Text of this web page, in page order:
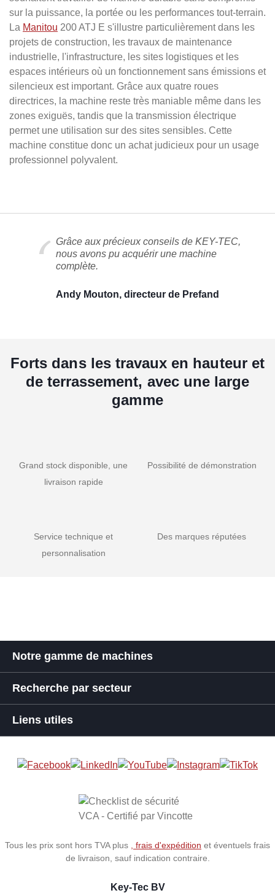
sur la puissance, la portée ou les performances tout-terrain.
La Manitou 200 ATJ E s'illustre particulièrement dans les
projets de construction, les travaux de maintenance
industrielle, l'infrastructure, les sites logistiques et les
espaces intérieurs où un fonctionnement sans émissions et
silencieux est important. Grâce aux quatre roues
directrices, la machine reste très maniable même dans les
zones exiguës, tandis que la transmission électrique
permet une utilisation sur des sites sensibles. Cette
machine constitue donc un achat judicieux pour un usage
professionnel polyvalent.
Grâce aux précieux conseils de KEY-TEC,
nous avons pu acquérir une machine
complète.
Andy Mouton, directeur de Prefand
Forts dans les travaux en hauteur et
de terrassement, avec une large
gamme
Grand stock disponible, une
livraison rapide
Possibilité de démonstration
Service technique et
personnalisation
Des marques réputées
Notre gamme de machines
Recherche par secteur
Liens utiles
Tous les prix sont hors TVA plus , frais d'expédition et éventuels frais
de livraison, sauf indication contraire.
Key-Tec BV